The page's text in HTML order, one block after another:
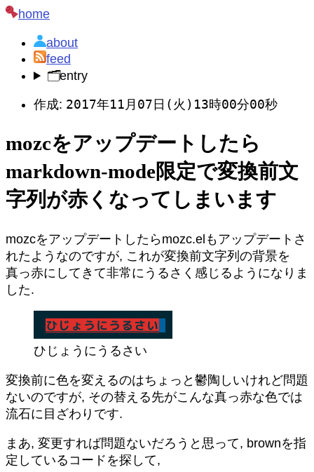
home
about
feed
🗂️entry
作成: 2017年11月07日(火)13時00分00秒
mozcをアップデートしたら
markdown-mode限定で変換前文
字列が赤くなってしまいます
mozcをアップデートしたらmozc.elもアップデートさ
れたようなのですが, これが変換前文字列の背景を
真っ赤にしてきて非常にうるさく感じるようになりま
した.
ひじょうにうるさい
変換前に色を変えるのはちょっと鬱陶しいけれど問題
ないのですが, その替える先がこんな真っ赤な色では
流石に目ざわりです.
まあ, 変更すれば問題ないだろうと思って, brownを指
定しているコードを探して,